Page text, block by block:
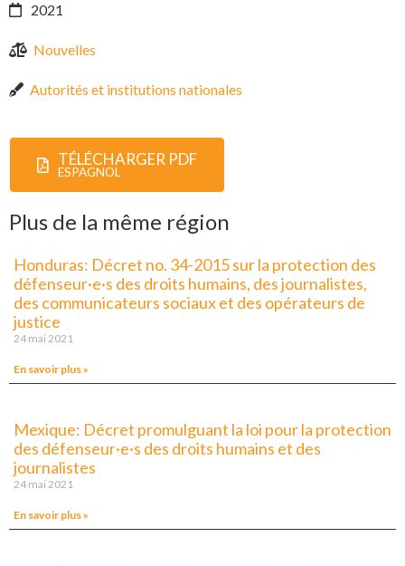
2021
Nouvelles
Autorités et institutions nationales
TÉLÉCHARGER PDF
ESPAGNOL
Plus de la même région
Honduras: Décret no. 34-2015 sur la protection des
défenseur·e·s des droits humains, des journalistes,
des communicateurs sociaux et des opérateurs de
justice
24 mai 2021
En savoir plus »
Mexique: Décret promulguant la loi pour la protection
des défenseur·e·s des droits humains et des
journalistes
24 mai 2021
En savoir plus »